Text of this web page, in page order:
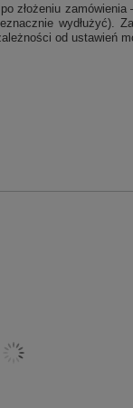
złożeniu
wydłużyć).
od ustawień